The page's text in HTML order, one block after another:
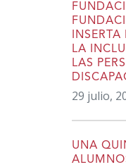
LA
LAS
29 julio,
UNA